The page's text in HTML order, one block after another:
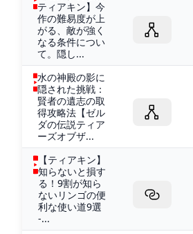
ティアキン】今
作の難易度が上
がる、敵が強く
なる条件につい
て。隠し...
水の神殿の影に
隠された挑戦：
賢者の遺志の取
得攻略法【ゼル
ダの伝説ティア
ーズオブザ...
【ティアキン】
知らないと損す
る！9割が知ら
ないリンゴの便
利な使い道9選
-...